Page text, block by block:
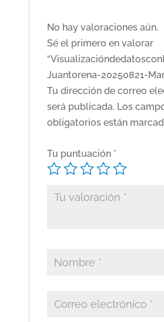
No hay valoraciones aún.
Sé el primero en valorar
Juantorena-20250821-
Tu dirección de correo
será publicada. Los
obligatorios están
Tu puntuación *